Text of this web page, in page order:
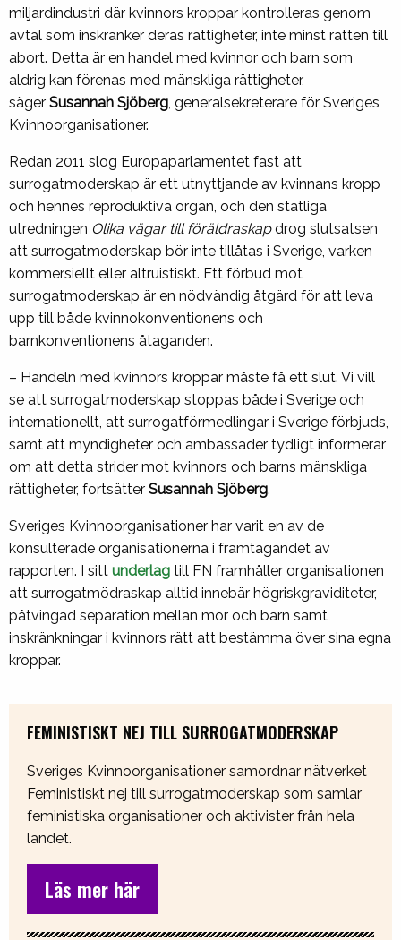
miljardindustri där kvinnors kroppar kontrolleras genom
avtal som inskränker deras rättigheter, inte minst rätten till
abort. Detta är en handel med kvinnor och barn som
aldrig kan förenas med mänskliga rättigheter,
säger Susannah Sjöberg , generalsekreterare för Sveriges
Kvinnoorganisationer.
Redan 2011 slog Europaparlamentet fast att
surrogatmoderskap är ett utnyttjande av kvinnans kropp
och hennes reproduktiva organ, och den statliga
utredningen Olika vägar till föräldraskapdrog slutsatsen
att surrogatmoderskap bör inte tillåtas i Sverige, varken
kommersiellt eller altruistiskt. Ett förbud mot
surrogatmoderskap är en nödvändig åtgärd för att leva
upp till både kvinnokonventionens och
barnkonventionens åtaganden.
– Handeln med kvinnors kroppar måste få ett slut. Vi vill
se att surrogatmoderskap stoppas både i Sverige och
internationellt, att surrogatförmedlingar i Sverige förbjuds,
samt att myndigheter och ambassader tydligt informerar
om att detta strider mot kvinnors och barns mänskliga
rättigheter, fortsätter Susannah Sjöberg.
Sveriges Kvinnoorganisationer har varit en av de
konsulterade organisationerna i framtagandet av
rapporten. I sitt underlag till FN framhåller organisationen
att surrogatmödraskap alltid innebär högriskgraviditeter,
påtvingad separation mellan mor och barn samt
inskränkningar i kvinnors rätt att bestämma över sina egna
kroppar.
FEMINISTISKT NEJ TILL SURROGATMODERSKAP
Sveriges Kvinnoorganisationer samordnar nätverket
Feministiskt nej till surrogatmoderskap som samlar
feministiska organisationer och aktivister från hela
landet.
Läs mer här